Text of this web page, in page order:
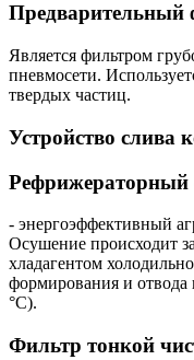
Предварительный
Является фильтром
пневмосети.
твердых частиц.
Устройство слива
Рефрижераторный
- энергоэффективный
Осушение происходит
хладагентом
формирования и отвода
°С).
Фильтр тонкой